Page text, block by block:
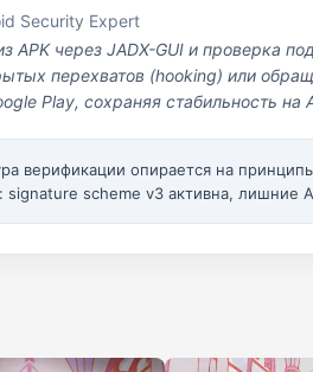
Security Expert
APK через JADX-GUI и проверка
перехватов (hooking) или
Play, сохраняя стабильность на
верификации опирается на
signature scheme v3 активна, лишние